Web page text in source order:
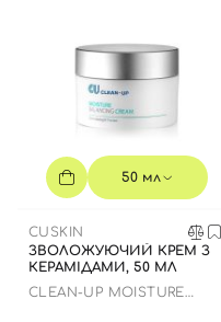
50 мл
CUSKIN
ЗВОЛОЖУЮЧИЙ КРЕМ З
КЕРАМІДАМИ, 50 МЛ
CLEAN-UP MOISTURE